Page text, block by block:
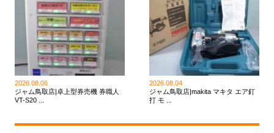
2026.08.06
ジャム鳥取店|卓上型券売機 券職人
VT-S20 ...
2026.08.04
ジャム鳥取店|makita マキタ エア釘
打 モ ...